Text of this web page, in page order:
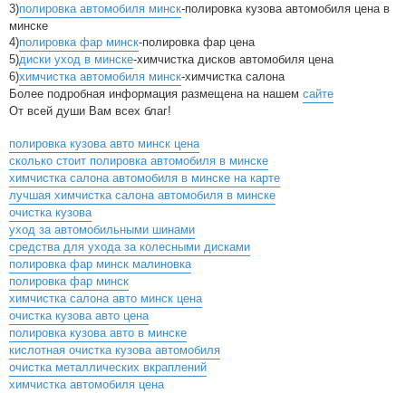
3)полировка автомобиля минск-полировка кузова автомобиля цена в
минске
4)полировка фар минск-полировка фар цена
5)диски уход в минске-химчистка дисков автомобиля цена
6)химчистка автомобиля минск-химчистка салона
Более подробная информация размещена на нашем сайте
От всей души Вам всех благ!
полировка кузова авто минск цена
сколько стоит полировка автомобиля в минске
химчистка салона автомобиля в минске на карте
лучшая химчистка салона автомобиля в минске
очистка кузова
уход за автомобильными шинами
средства для ухода за колесными дисками
полировка фар минск малиновка
полировка фар минск
химчистка салона авто минск цена
очистка кузова авто цена
полировка кузова авто в минске
кислотная очистка кузова автомобиля
очистка металлических вкраплений
химчистка автомобиля цена